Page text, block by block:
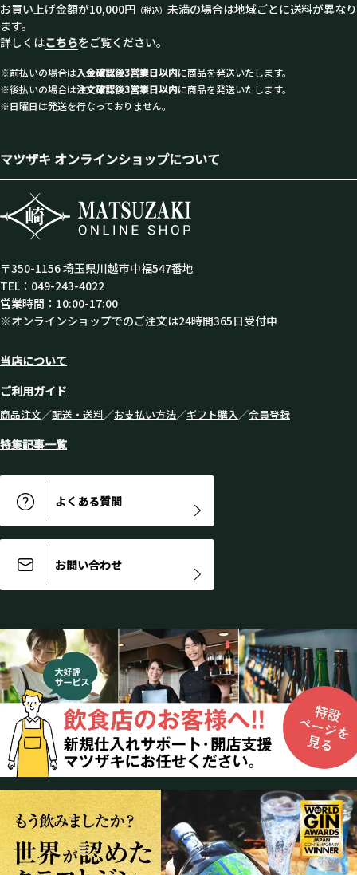
お買い上げ金額が10,000円 （税込） 未満の場合は地域ごとに送料が異なり
ます。
詳しくはこちらをご覧ください。
※前払いの場合は入金確認後3営業日以内に商品を発送いたします。
※後払いの場合は注文確認後3営業日以内に商品を発送いたします。
※日曜日は発送を行なっておりません。
マツザキ オンラインショップについて
〒350-1156 埼玉県川越市中福547番地
TEL：049-243-4022
営業時間：10:00-17:00
※オンラインショップでのご注文は24時間365日受付中
当店について
ご利用ガイド
商品注文／配送・送料／お支払い方法／ギフト購入 ／会員登録
特集記事一覧
よくある質問
お問い合わせ